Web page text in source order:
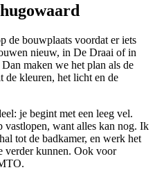
de bouwplaats voordat er iets
nieuw, in De Draai of in
maken we het plan als de
de kleuren, het licht en de
je begint met een leeg vel.
vastlopen, want alles kan nog. Ik
tot de badkamer, en werk het
verder kunnen. Ook voor